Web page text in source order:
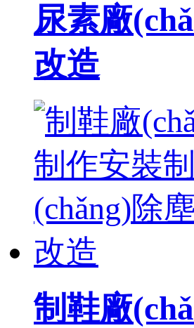
尿素廠
改造
制鞋廠